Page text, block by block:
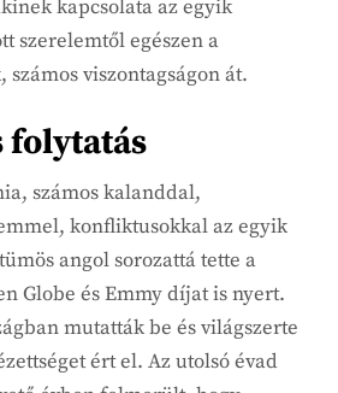
kapcsolata az egyik
szerelemtől egészen a
viszontagságon át.
folytatás
számos kalanddal,
konfliktusokkal az egyik
angol sorozattá tette a
Globe és Emmy díjat is nyert.
mutatták be és világszerte
ért el. Az utolsó évad